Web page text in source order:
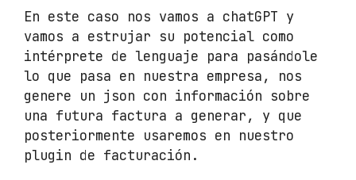
En este caso nos vamos a chatGPT y
vamos a estrujar su potencial como
intérprete de lenguaje para pasándole
lo que pasa en nuestra empresa, nos
genere un json con información sobre
una futura factura a generar, y que
posteriormente usaremos en nuestro
plugin de facturación.